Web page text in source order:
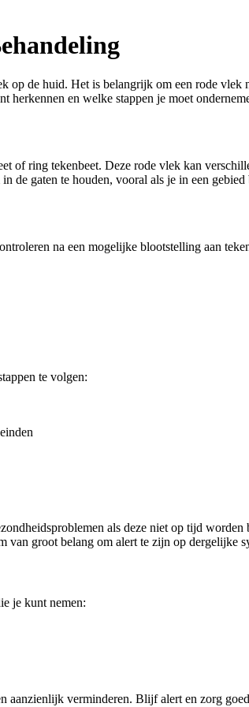
de huid. Het is belangrijk om een rode vlek
herkennen en welke stappen je moet
of ring tekenbeet. Deze rode vlek kan
de gaten te houden, vooral als je in een
na een mogelijke blootstelling aan
te volgen:
als deze niet op tijd
groot belang om alert te zijn op dergelijke
je kunt nemen:
aanzienlijk verminderen. Blijf alert en zorg